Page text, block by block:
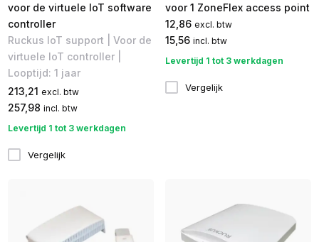
voor de virtuele IoT software
controller
Ruckus IoT support | Voor de
virtuele IoT controller |
Looptijd: 1 jaar
213,21 excl. btw
257,98 incl. btw
Levertijd 1 tot 3 werkdagen
Vergelijk
voor 1 ZoneFlex access point
12,86 excl. btw
15,56 incl. btw
Levertijd 1 tot 3 werkdagen
Vergelijk